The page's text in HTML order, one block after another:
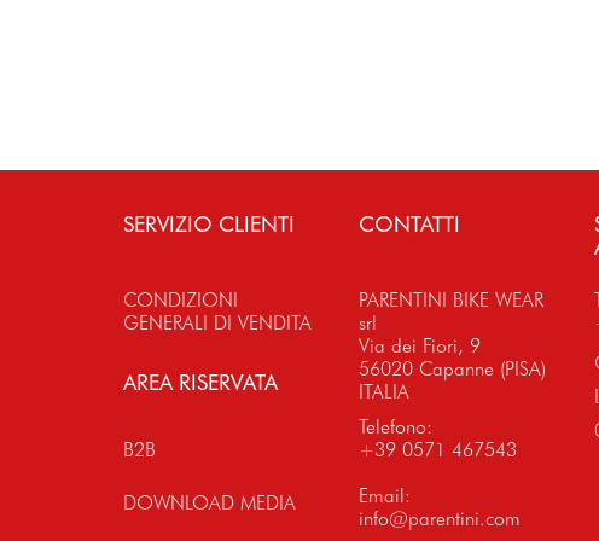
SERVIZIO CLIENTI
CONDIZIONI
GENERALI DI VENDITA
AREA RISERVATA
B2B
DOWNLOAD MEDIA
CONTATTI
PARENTINI BIKE WEAR
srl
Via dei Fiori, 9
56020 Capanne (PISA)
ITALIA
Telefono:
+39 0571 467543
Email:
info@parentini.com